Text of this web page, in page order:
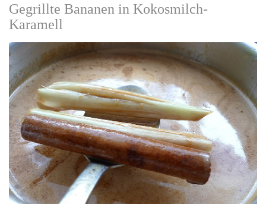
Gegrillte Bananen in Kokosmilch-
Karamell